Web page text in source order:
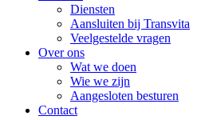
Diensten
Aansluiten bij Transvita
Veelgestelde vragen
Over ons
Wat we doen
Wie we zijn
Aangesloten besturen
Contact